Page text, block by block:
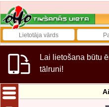
Lai lietošana būtu
tālruni!